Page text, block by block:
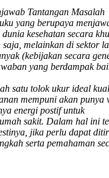
Tantangan Masalah
yang berupaya
kesehatan secara
saja, melainkan di sektor
(kebijakan secara
yang berdampak
satu tolok ukur ideal
mempuni akan punya
energi postif untuk
sakit. Dalam hal ini
jika perlu dapat
serta pemahaman